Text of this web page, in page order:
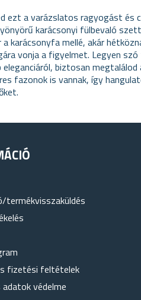
ezt a varázslatos ragyogást és
karácsonyi fülbevaló
karácsonyfa mellé, akár
vonja a figyelmet. Legyen
eleganciáról, biztosan
fazonok is vannak, így
termékvisszaküldés
fizetési feltételek
védelme